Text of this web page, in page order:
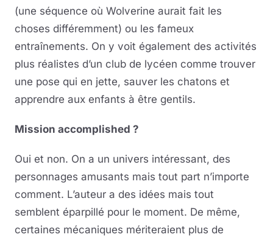
(une séquence où Wolverine aurait fait les
choses différemment) ou les fameux
entraînements. On y voit également des activités
plus réalistes d’un club de lycéen comme trouver
une pose qui en jette, sauver les chatons et
apprendre aux enfants à être gentils.
Mission accomplished ?
Oui et non. On a un univers intéressant, des
personnages amusants mais tout part n’importe
comment. L’auteur a des idées mais tout
semblent éparpillé pour le moment. De même,
certaines mécaniques mériteraient plus de